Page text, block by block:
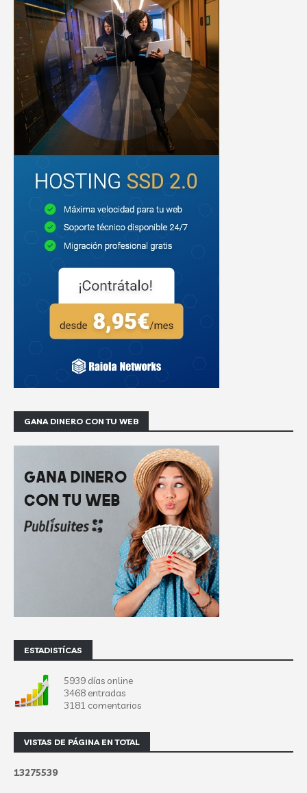
GANA DINERO CON TU WEB
ESTADISTÍCAS
5939 días online
3468 entradas
3181 comentarios
VISTAS DE PÁGINA EN TOTAL
13275539